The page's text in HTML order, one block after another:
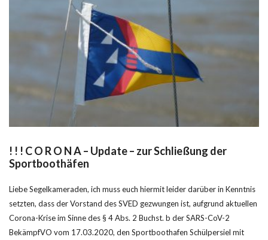
! ! ! C O R O N A – Update – zur Schließung der
Sportboothäfen
Liebe Segelkameraden, ich muss euch hiermit leider darüber in Kenntnis
setzten, dass der Vorstand des SVED gezwungen ist, aufgrund aktuellen
Corona-Krise im Sinne des § 4 Abs. 2 Buchst. b der SARS-CoV-2
BekämpfVO vom 17.03.2020, den Sportboothafen Schülpersiel mit